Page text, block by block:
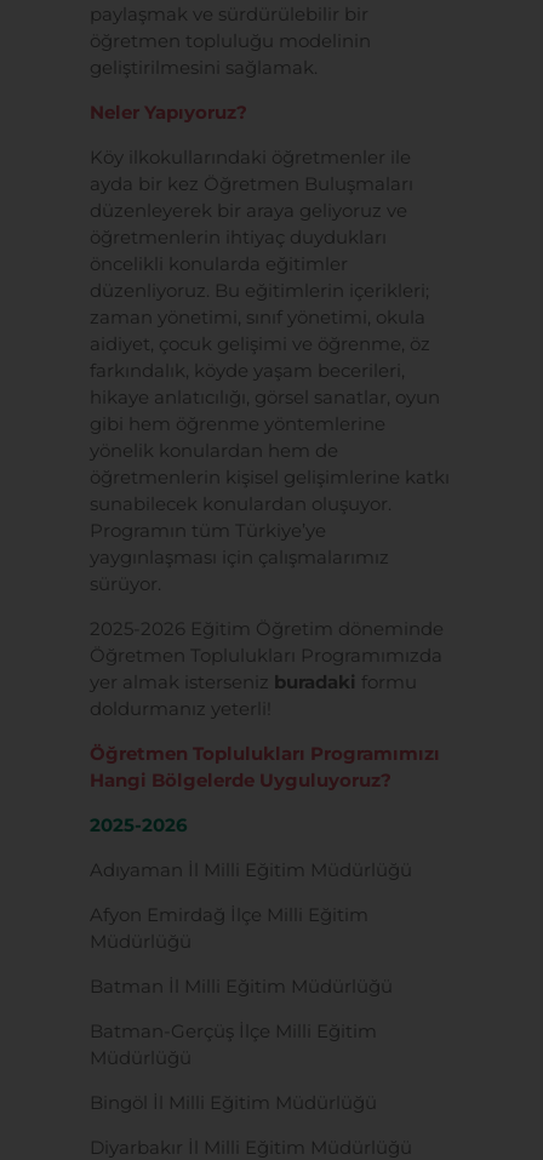
paylaşmak ve sürdürülebilir bir
öğretmen topluluğu modelinin
geliştirilmesini sağlamak.
Neler Yapıyoruz?
Köy ilkokullarındaki öğretmenler ile
ayda bir kez Öğretmen Buluşmaları
düzenleyerek bir araya geliyoruz ve
öğretmenlerin ihtiyaç duydukları
öncelikli konularda eğitimler
düzenliyoruz. Bu eğitimlerin içerikleri;
zaman yönetimi, sınıf yönetimi, okula
aidiyet, çocuk gelişimi ve öğrenme, öz
farkındalık, köyde yaşam becerileri,
hikaye anlatıcılığı, görsel sanatlar, oyun
gibi hem öğrenme yöntemlerine
yönelik konulardan hem de
öğretmenlerin kişisel gelişimlerine katkı
sunabilecek konulardan oluşuyor.
Programın tüm Türkiye’ye
yaygınlaşması için çalışmalarımız
sürüyor.
2025-2026 Eğitim Öğretim döneminde
Öğretmen Toplulukları Programımızda
yer almak isterseniz buradaki formu
doldurmanız yeterli!
Öğretmen Toplulukları Programımızı
Hangi Bölgelerde Uyguluyoruz?
2025-2026
Adıyaman İl Milli Eğitim Müdürlüğü
Afyon Emirdağ İlçe Milli Eğitim
Müdürlüğü
Batman İl Milli Eğitim Müdürlüğü
Batman-Gerçüş İlçe Milli Eğitim
Müdürlüğü
Bingöl İl Milli Eğitim Müdürlüğü
Diyarbakır İl Milli Eğitim Müdürlüğü